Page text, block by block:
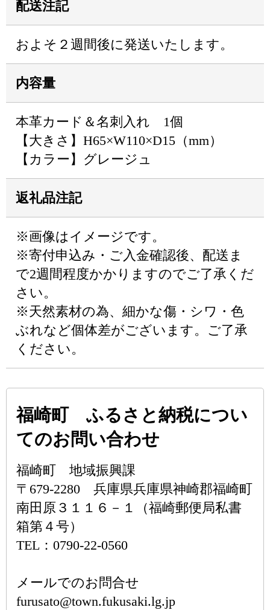
配送注記
およそ２週間後に発送いたします。
内容量
本革カード＆名刺入れ 1個
【大きさ】H65×W110×D15（mm）
【カラー】グレージュ
返礼品注記
※画像はイメージです。
※寄付申込み・ご入金確認後、配送ま
で2週間程度かかりますのでご了承くだ
さい。
※天然素材の為、細かな傷・シワ・色
ぶれなど個体差がございます。ご了承
ください。
福崎町 ふるさと納税につい
てのお問い合わせ
福崎町 地域振興課
〒679-2280 兵庫県兵庫県神崎郡福崎町
南田原３１１６－１（福崎郵便局私書
箱第４号）
TEL：0790-22-0560
メールでのお問合せ
furusato@town.fukusaki.lg.jp